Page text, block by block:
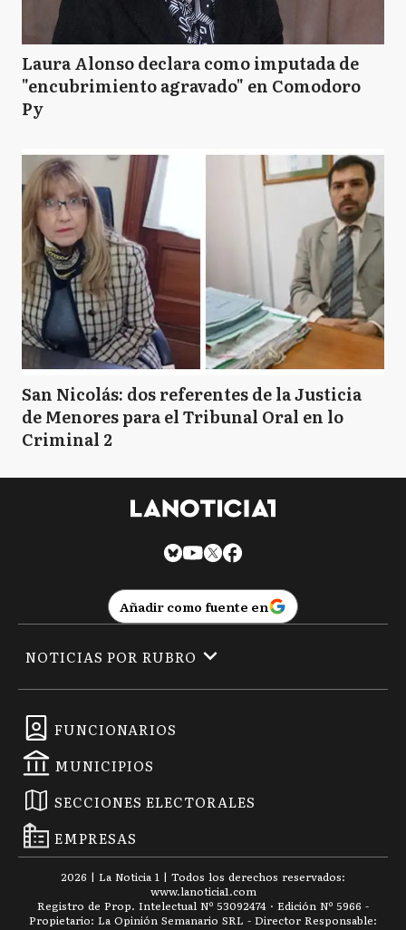
Laura Alonso declara como imputada de
"encubrimiento agravado" en Comodoro
Py
San Nicolás: dos referentes de la Justicia
de Menores para el Tribunal Oral en lo
Criminal 2
Añadir como fuente en
FUNCIONARIOS
MUNICIPIOS
SECCIONES ELECTORALES
EMPRESAS
NOTICIAS POR RUBRO
2026 | La Noticia 1 | Todos los derechos reservados:
www.lanoticia1.com
Registro de Prop. Intelectual Nº 53092474 · Edición Nº 5966 -
Propietario: La Opinión Semanario SRL - Director Responsable: